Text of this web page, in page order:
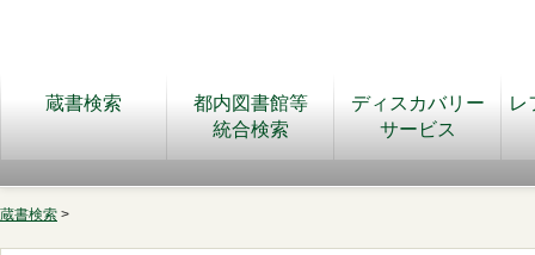
蔵書検索
都内図書館等
統合検索
ディスカバリー
サービス
レ
蔵書検索 >